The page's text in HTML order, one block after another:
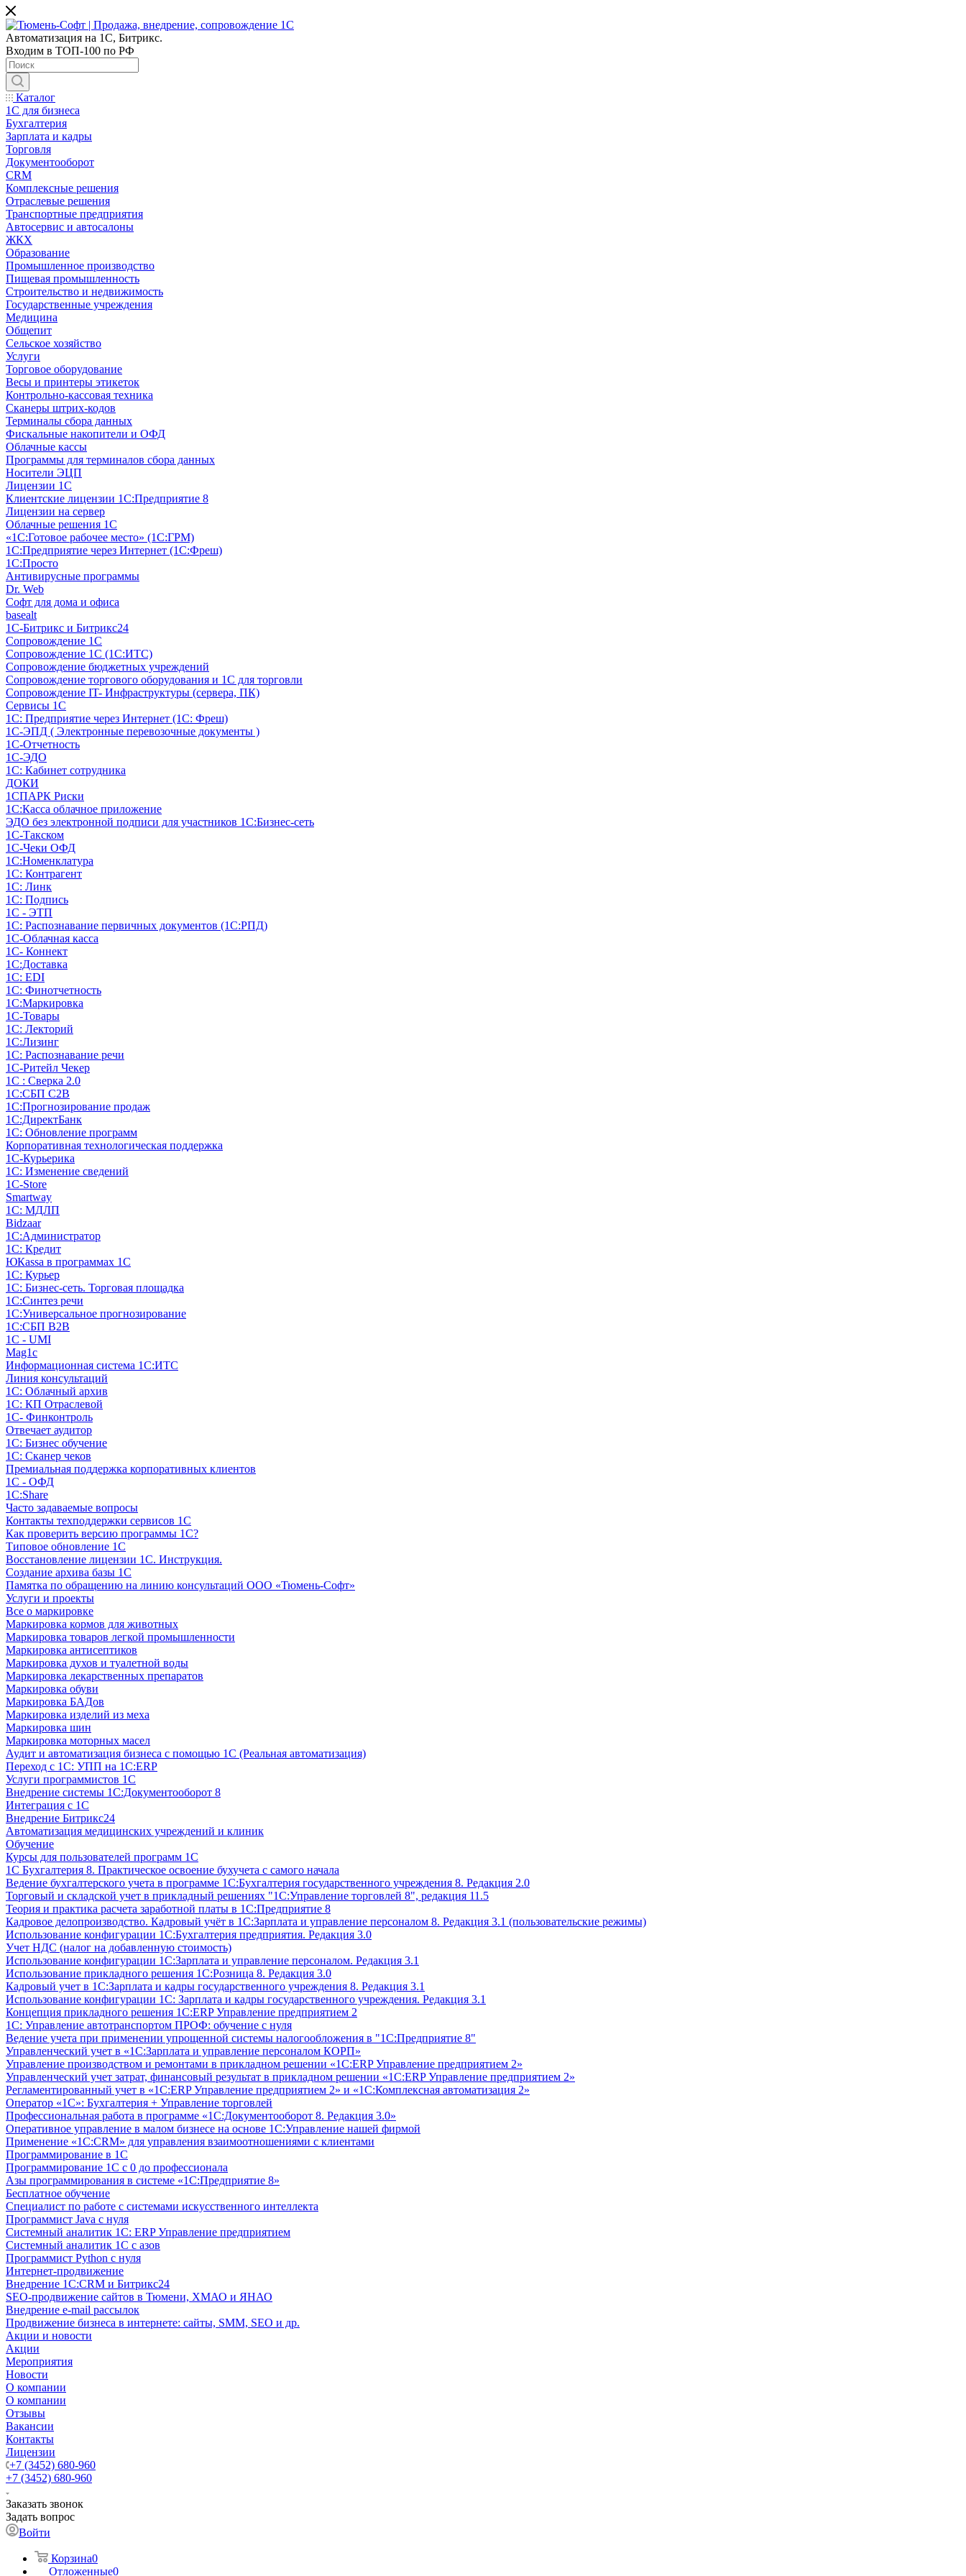
Автоматизация на 1С, Битрикс.
Входим в ТОП-100 по РФ
Каталог
1С для бизнеса
Бухгалтерия
Зарплата и кадры
Торговля
Документооборот
CRM
Комплексные решения
Отраслевые решения
Транспортные предприятия
Автосервис и автосалоны
ЖКХ
Образование
Промышленное производство
Пищевая промышленность
Строительство и недвижимость
Государственные учреждения
Медицина
Общепит
Сельское хозяйство
Услуги
Торговое оборудование
Весы и принтеры этикеток
Контрольно-кассовая техника
Сканеры штрих-кодов
Терминалы сбора данных
Фискальные накопители и ОФД
Облачные кассы
Программы для терминалов сбора данных
Носители ЭЦП
Лицензии 1С
Клиентские лицензии 1С:Предприятие 8
Лицензии на сервер
Облачные решения 1С
«1C:Готовое рабочее место» (1С:ГРМ)
1С:Предприятие через Интернет (1С:Фреш)
1С:Просто
Антивирусные программы
Dr. Web
Софт для дома и офиса
basealt
1С-Битрикс и Битрикс24
Сопровождение 1С
Сопровождение 1С (1С:ИТС)
Сопровождение бюджетных учреждений
Сопровождение торгового оборудования и 1С для торговли
Сопровождение IT- Инфраструктуры (сервера, ПК)
Сервисы 1С
1С: Предприятие через Интернет (1С: Фреш)
1С-ЭПД ( Электронные перевозочные документы )
1С-Отчетность
1С-ЭДО
1С: Кабинет сотрудника
ДОКИ
1СПАРК Риски
1С:Касса облачное приложение
ЭДО без электронной подписи для участников 1С:Бизнес-сеть
1С-Такском
1С-Чеки ОФД
1С:Номенклатура
1С: Контрагент
1С: Линк
1С: Подпись
1С - ЭТП
1С: Распознавание первичных документов (1С:РПД)
1С-Облачная касса
1С- Коннект
1С:Доставка
1С: EDI
1С: Финотчетность
1С:Маркировка
1С-Товары
1С: Лекторий
1С:Лизинг
1С: Распознавание речи
1C-Ритейл Чекер
1С : Сверка 2.0
1С:СБП C2B
1С:Прогнозирование продаж
1С:ДиректБанк
1С: Обновление программ
Корпоративная технологическая поддержка
1С-Курьерика
1С: Изменение сведений
1C-Store
Smartway
1С: МДЛП
Bidzaar
1С:Администратор
1С: Кредит
ЮКаssа в программах 1С
1С: Курьер
1С: Бизнес-сеть. Торговая площадка
1С:Синтез речи
1С:Универсальное прогнозирование
1С:СБП B2B
1C - UMI
Mag1c
Информационная система 1С:ИТС
Линия консультаций
1С: Облачный архив
1С: КП Отраслевой
1С- Финконтроль
Отвечает аудитор
1С: Бизнес обучение
1С: Сканер чеков
Премиальная поддержка корпоративных клиентов
1С - ОФД
1С:Share
Часто задаваемые вопросы
Контакты техподдержки сервисов 1С
Как проверить версию программы 1С?
Типовое обновление 1С
Восстановление лицензии 1С. Инструкция.
Создание архива базы 1С
Памятка по обращению на линию консультаций ООО «Тюмень-Софт»
Услуги и проекты
Все о маркировке
Маркировка кормов для животных
Маркировка товаров легкой промышленности
Маркировка антисептиков
Маркировка духов и туалетной воды
Маркировка лекарственных препаратов
Маркировка обуви
Маркировка БАДов
Маркировка изделий из меха
Маркировка шин
Маркировка моторных масел
Аудит и автоматизация бизнеса с помощью 1С (Реальная автоматизация)
Переход с 1С: УПП на 1С:ERP
Услуги программистов 1С
Внедрение системы 1С:Документооборот 8
Интеграция с 1С
Внедрение Битрикс24
Автоматизация медицинских учреждений и клиник
Обучение
Курсы для пользователей программ 1С
1С Бухгалтерия 8. Практическое освоение бухучета с самого начала
Ведение бухгалтерского учета в программе 1С:Бухгалтерия государственного учреждения 8. Редакция 2.0
Торговый и складской учет в прикладный решениях "1С:Управление торговлей 8", редакция 11.5
Теория и практика расчета заработной платы в 1С:Предприятие 8
Кадровое делопроизводство. Кадровый учёт в 1С:Зарплата и управление персоналом 8. Редакция 3.1 (пользовательские режимы)
Использование конфигурации 1С:Бухгалтерия предприятия. Редакция 3.0
Учет НДС (налог на добавленную стоимость)
Использование конфигурации 1С:Зарплата и управление персоналом. Редакция 3.1
Использование прикладного решения 1С:Розница 8. Редакция 3.0
Кадровый учет в 1С:Зарплата и кадры государственного учреждения 8. Редакция 3.1
Использование конфигурации ‎1С: Зарплата и кадры государственного учреждения. Редакция 3.1
Концепция прикладного решения 1С:ERP Управление предприятием 2
1С: Управление автотранспортом ПРОФ: обучение с нуля
Ведение учета при применении упрощенной системы налогообложения в "1С:Предприятие 8"
Управленческий учет в «1C:Зарплата и управление персоналом КОРП»
Управление производством и ремонтами в прикладном решении «1С:ERP Управление предприятием 2»
Управленческий учет затрат, финансовый результат в прикладном решении «1С:ERP Управление предприятием 2»
Регламентированный учет в «1С:ERP Управление предприятием 2» и «1С:Комплексная автоматизация 2»
Оператор «1С»: Бухгалтерия + Управление торговлей
Профессиональная работа в программе «1С:Документооборот 8. Редакция 3.0»
Оперативное управление в малом бизнесе на основе 1С:Управление нашей фирмой
Применение «1С:CRM» для управления взаимоотношениями с клиентами
Программирование в 1С
Программирование 1С с 0 до профессионала
Азы программирования в системе «1С:Предприятие 8»
Бесплатное обучение
Специалист по работе с системами искусственного интеллекта
Программист Java с нуля
Системный аналитик 1С: ERP Управление предприятием
Системный аналитик 1С с азов
Программист Python с нуля
Интернет-продвижение
Внедрение 1C:CRM и Битрикс24
SEO-продвижение сайтов в Тюмени, ХМАО и ЯНАО
Внедрение e-mail рассылок
Продвижение бизнеса в интернете: сайты, SMM, SEO и др.
Акции и новости
Акции
Мероприятия
Новости
О компании
О компании
Отзывы
Вакансии
Контакты
Лицензии
+7 (3452) 680-960
+7 (3452) 680-960
Заказать звонок
Задать вопрос
Войти
Корзина0
Отложенные0